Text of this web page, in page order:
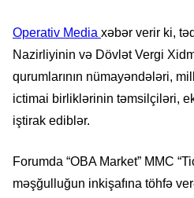
Operativ Media xəbər verir ki,
Nazirliyinin və Dövlət Vergi
qurumlarının nümayəndələri,
ictimai birliklərinin təmsilçiləri,
iştirak ediblər.
Forumda “OBA Market” MMC
məşğulluğun inkişafına töhfə